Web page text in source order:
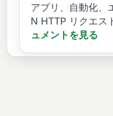
アプリ、自動化、
N HTTP リクエス
ュメントを見る